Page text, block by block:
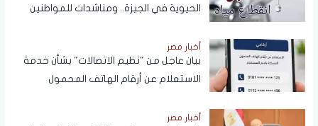
الحيوية في الجيزة.. ومناشدات للمواطنين
أخبار مصر
بيان عاجل من "نظيم الاتصالات" بشأن خدمة
الاستعلام عن أرقام الهاتف المحمول
NTRA
أخبار مصر